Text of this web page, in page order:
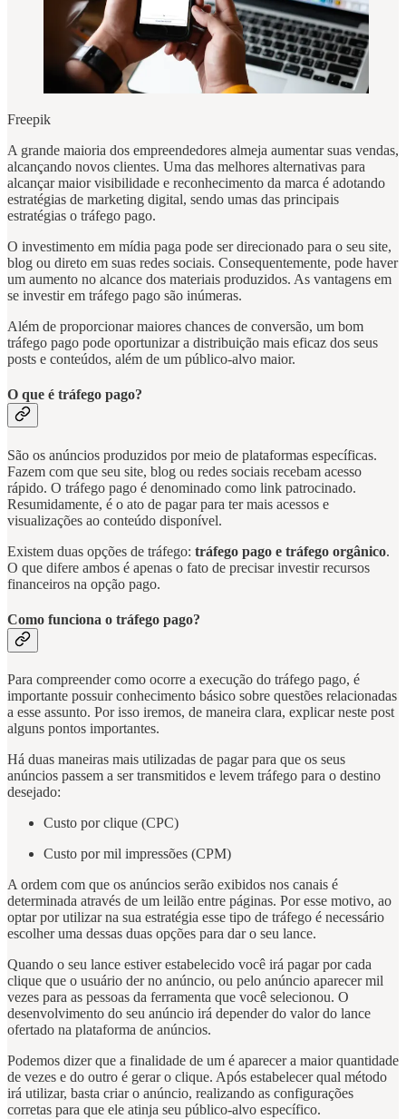
Freepik
A grande maioria dos empreendedores almeja aumentar suas vendas,
alcançando novos clientes. Uma das melhores alternativas para
alcançar maior visibilidade e reconhecimento da marca é adotando
estratégias de marketing digital, sendo umas das principais
estratégias o tráfego pago.
O investimento em mídia paga pode ser direcionado para o seu site,
blog ou direto em suas redes sociais. Consequentemente, pode haver
um aumento no alcance dos materiais produzidos. As vantagens em
se investir em tráfego pago são inúmeras.
Além de proporcionar maiores chances de conversão, um bom
tráfego pago pode oportunizar a distribuição mais eficaz dos seus
posts e conteúdos, além de um público-alvo maior.
O que é tráfego pago?
São os anúncios produzidos por meio de plataformas específicas.
Fazem com que seu site, blog ou redes sociais recebam acesso
rápido. O tráfego pago é denominado como link patrocinado.
Resumidamente, é o ato de pagar para ter mais acessos e
visualizações ao conteúdo disponível.
Existem duas opções de tráfego: tráfego pago e tráfego orgânico.
O que difere ambos é apenas o fato de precisar investir recursos
financeiros na opção pago.
Como funciona o tráfego pago?
Para compreender como ocorre a execução do tráfego pago, é
importante possuir conhecimento básico sobre questões relacionadas
a esse assunto. Por isso iremos, de maneira clara, explicar neste post
alguns pontos importantes.
Há duas maneiras mais utilizadas de pagar para que os seus
anúncios passem a ser transmitidos e levem tráfego para o destino
desejado:
Custo por clique (CPC)
Custo por mil impressões (CPM)
A ordem com que os anúncios serão exibidos nos canais é
determinada através de um leilão entre páginas. Por esse motivo, ao
optar por utilizar na sua estratégia esse tipo de tráfego é necessário
escolher uma dessas duas opções para dar o seu lance.
Quando o seu lance estiver estabelecido você irá pagar por cada
clique que o usuário der no anúncio, ou pelo anúncio aparecer mil
vezes para as pessoas da ferramenta que você selecionou. O
desenvolvimento do seu anúncio irá depender do valor do lance
ofertado na plataforma de anúncios.
Podemos dizer que a finalidade de um é aparecer a maior quantidade
de vezes e do outro é gerar o clique. Após estabelecer qual método
irá utilizar, basta criar o anúncio, realizando as configurações
corretas para que ele atinja seu público-alvo específico.